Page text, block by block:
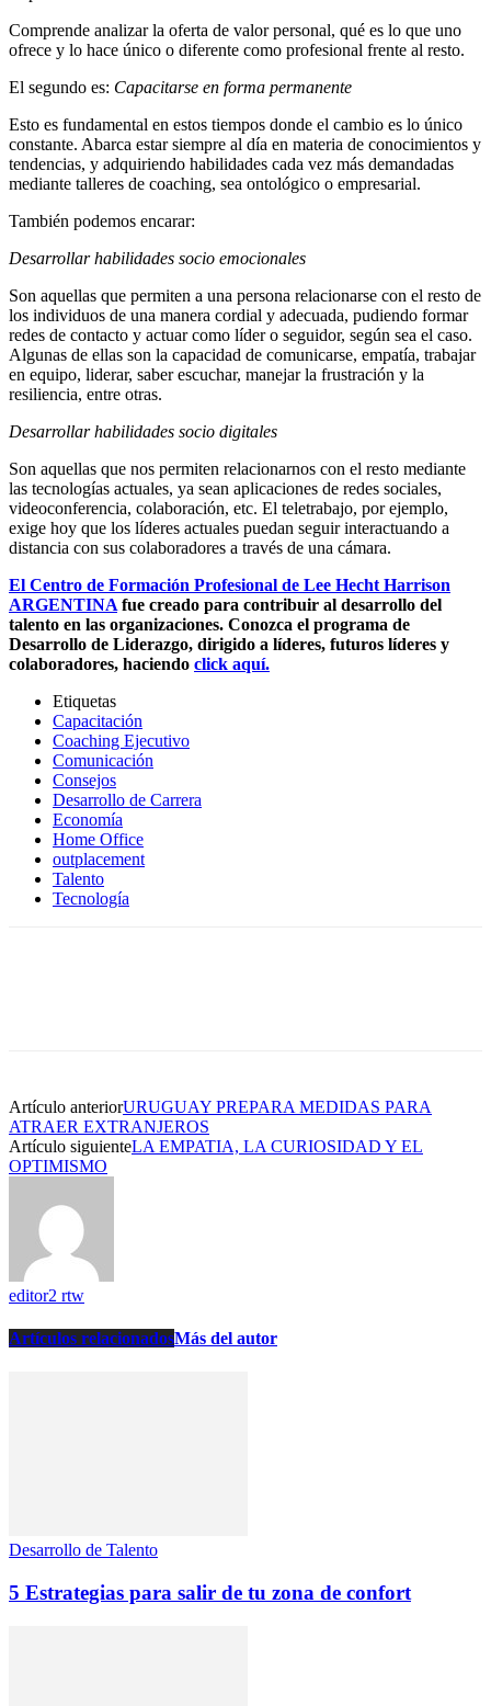
Comprende analizar la oferta de valor personal, qué es lo que uno
ofrece y lo hace único o diferente como profesional frente al resto.
El segundo es: Capacitarse en forma permanente
Esto es fundamental en estos tiempos donde el cambio es lo único
constante. Abarca estar siempre al día en materia de conocimientos y
tendencias, y adquiriendo habilidades cada vez más demandadas
mediante talleres de coaching, sea ontológico o empresarial.
También podemos encarar:
Desarrollar habilidades socio emocionales
Son aquellas que permiten a una persona relacionarse con el resto de
los individuos de una manera cordial y adecuada, pudiendo formar
redes de contacto y actuar como líder o seguidor, según sea el caso.
Algunas de ellas son la capacidad de comunicarse, empatía, trabajar
en equipo, liderar, saber escuchar, manejar la frustración y la
resiliencia, entre otras.
Desarrollar habilidades socio digitales
Son aquellas que nos permiten relacionarnos con el resto mediante
las tecnologías actuales, ya sean aplicaciones de redes sociales,
videoconferencia, colaboración, etc. El teletrabajo, por ejemplo,
exige hoy que los líderes actuales puedan seguir interactuando a
distancia con sus colaboradores a través de una cámara.
El Centro de Formación Profesional de Lee Hecht Harrison
ARGENTINA fue creado para contribuir al desarrollo del
talento en las organizaciones. Conozca el programa de
Desarrollo de Liderazgo, dirigido a líderes, futuros líderes y
colaboradores, haciendo click aquí.
Etiquetas
Capacitación
Coaching Ejecutivo
Comunicación
Consejos
Desarrollo de Carrera
Economía
Home Office
outplacement
Talento
Tecnología
Artículo anteriorURUGUAY PREPARA MEDIDAS PARA
ATRAER EXTRANJEROS
Artículo siguienteLA EMPATIA, LA CURIOSIDAD Y EL
OPTIMISMO
editor2 rtw
Artículos relacionadosMás del autor
Desarrollo de Talento
5 Estrategias para salir de tu zona de confort